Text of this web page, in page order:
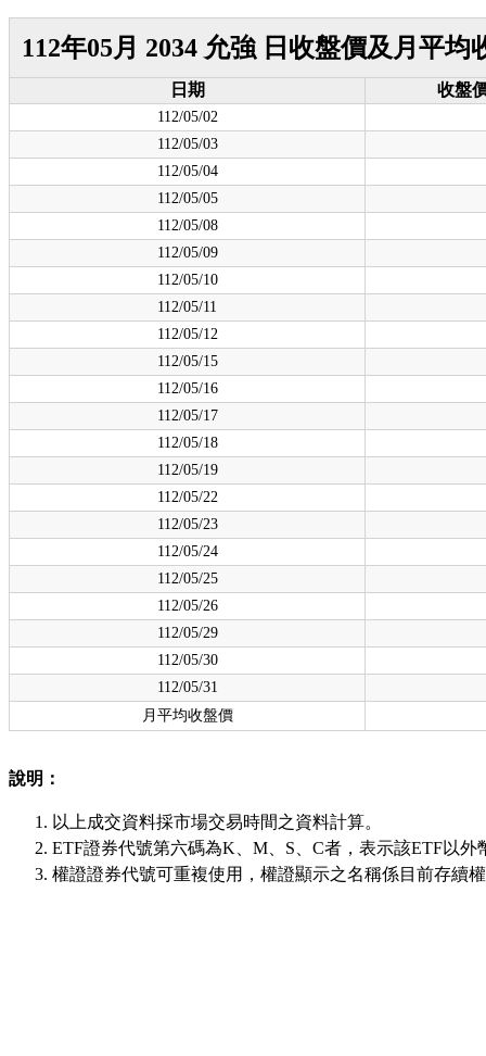
112年05月 2034 允強 日收盤價及月平均
日期 收盤
112/05/02
112/05/03
112/05/04
112/05/05
112/05/08
112/05/09
112/05/10
112/05/11
112/05/12
112/05/15
112/05/16
112/05/17
112/05/18
112/05/19
112/05/22
112/05/23
112/05/24
112/05/25
112/05/26
112/05/29
112/05/30
112/05/31
月平均收盤價
說明：
以上成交資料採市場交易時間之資料計算。
ETF證券代號第六碼為K、M、S、C者，表示該ETF以外
權證證券代號可重複使用，權證顯示之名稱係目前存續